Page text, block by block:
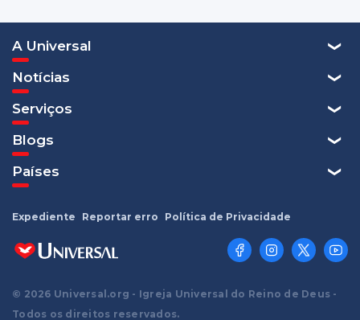
A Universal
Notícias
Serviços
Blogs
Países
© 2026 Universal.org - Igreja Universal do Reino de Deus -
Todos os direitos reservados.
Expediente Reportar erro Política de Privacidade